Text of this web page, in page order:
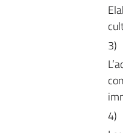
3)
4)